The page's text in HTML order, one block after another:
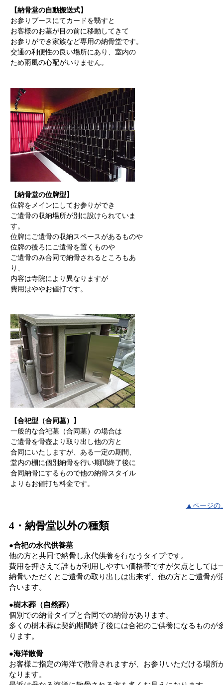
【納骨堂の自動搬送式】
お参りブースにてカードを翳すと
お客様のお墓が目の前に移動してきて
お参りができ家族など専用の納骨堂です。
交通の利便性の良い場所にあり、室内の
ため雨風の心配がいりません。
【納骨堂の位牌型】
位牌をメインにしてお参りができ
ご遺骨の収納場所が別に設けられていま
す。
位牌にご遺骨の収納スペースがあるものや
位牌の後ろにご遺骨を置くものや
ご遺骨のみ合同で納骨されるところもあ
り、
内容は寺院により異なりますが
費用はややお値打です。
【合祀型（合同墓）】
一般的な合祀墓（合同墓）の場合は
ご遺骨を骨壺より取り出し他の方と
合同にいたしますが、ある一定の期間、
堂内の棚に個別納骨を行い期間終了後に
合同納骨にするもので他の納骨スタイル
よりもお値打ち料金です。
▲ページの
4・納骨堂以外の種類
●合祀の永代供養墓
他の方と共同で納骨し永代供養を行なうタイプです。
費用を押さえて誰もが利用しやすい価格帯ですが欠点としては
納骨いただくとご遺骨の取り出しは出来ず、他の方とご遺骨が
合います。
●樹木葬（自然葬）
個別での納骨タイプと合同での納骨があります。
多くの樹木葬は契約期間終了後には合祀のご供養になるものが
ります。
●海洋散骨
お客様ご指定の海洋で散骨されますが、お参りいただける場所
なります。